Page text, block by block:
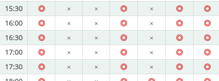
15:30
◎ × × ◎ × ◎
◎
16:00
◎ × × ◎ × ◎
◎
16:30
◎ × × ◎ × ◎
◎
17:00
◎ × × ◎ × ◎
◎
17:30
◎ × × ◎ × ◎
◎